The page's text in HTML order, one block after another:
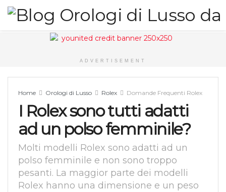
ADVERTISEMENT
Home Orologi di Lusso Rolex Domande Frequenti Rolex
I Rolex sono tutti adatti
ad un polso femminile?
Molti modelli Rolex sono adatti ad un
polso femminile e non sono troppo
pesanti. La maggior parte dei modelli
Rolex hanno una dimensione e un peso